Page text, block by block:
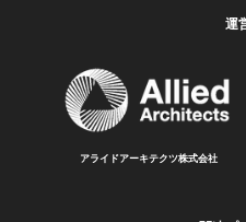
運
アライドアーキテクツ株式会社